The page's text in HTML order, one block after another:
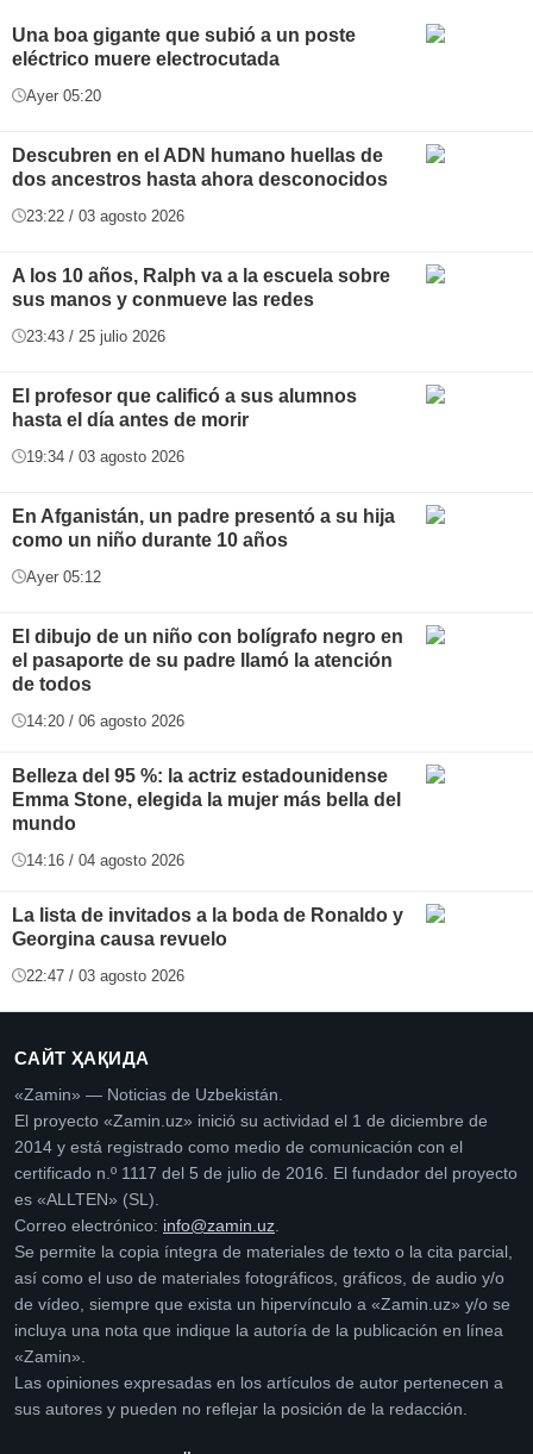
Una boa gigante que subió a un poste
eléctrico muere electrocutada
Ayer 05:20
Descubren en el ADN humano huellas de
dos ancestros hasta ahora desconocidos
23:22 / 03 agosto 2026
A los 10 años, Ralph va a la escuela sobre
sus manos y conmueve las redes
23:43 / 25 julio 2026
El profesor que calificó a sus alumnos
hasta el día antes de morir
19:34 / 03 agosto 2026
En Afganistán, un padre presentó a su hija
como un niño durante 10 años
Ayer 05:12
El dibujo de un niño con bolígrafo negro en
el pasaporte de su padre llamó la atención
de todos
14:20 / 06 agosto 2026
Belleza del 95 %: la actriz estadounidense
Emma Stone, elegida la mujer más bella del
mundo
14:16 / 04 agosto 2026
La lista de invitados a la boda de Ronaldo y
Georgina causa revuelo
22:47 / 03 agosto 2026
САЙТ ҲАҚИДА
«Zamin» — Noticias de Uzbekistán.
El proyecto «Zamin.uz» inició su actividad el 1 de diciembre de
2014 y está registrado como medio de comunicación con el
certificado n.º 1117 del 5 de julio de 2016. El fundador del proyecto
es «ALLTEN» (SL).
Correo electrónico: info@zamin.uz
Se permite la copia íntegra de materiales de texto o la cita parcial,
así como el uso de materiales fotográficos, gráficos, de audio y/o
de vídeo, siempre que exista un hipervínculo a «Zamin.uz» y/o se
incluya una nota que indique la autoría de la publicación en línea
«Zamin».
Las opiniones expresadas en los artículos de autor pertenecen a
sus autores y pueden no reflejar la posición de la redacción.